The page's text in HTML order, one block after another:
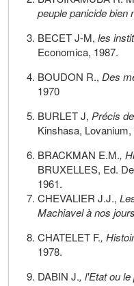
peuple panicide bien
BECET J-M,les
Economica, 1987.
BOUDON R., Des
1970
BURLET J, Précis
Kinshasa, Lovanium,
BRACKMAN E.M.,
BRUXELLES, Ed.
1961.
CHEVALIER J.J.,
Machiavel à nos jours
CHATELET F.,
1978.
DABIN J., l'Etat ou le